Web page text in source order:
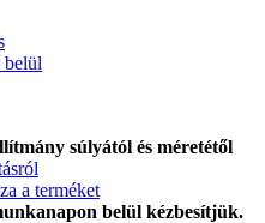
belül
súlyától és méretétől
a terméket
belül kézbesítjük.